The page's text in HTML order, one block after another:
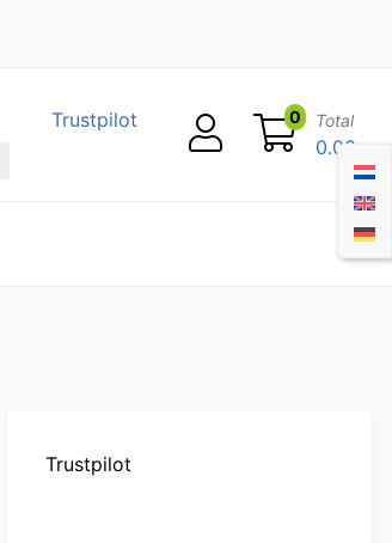
Trustpilot 0 Total
0.00
Trustpilot